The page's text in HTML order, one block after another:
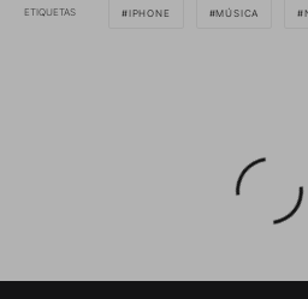
ETIQUETAS IPHONE MÚSICA